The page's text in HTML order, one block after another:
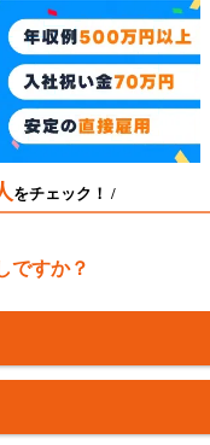
をチェック！ /
ですか？